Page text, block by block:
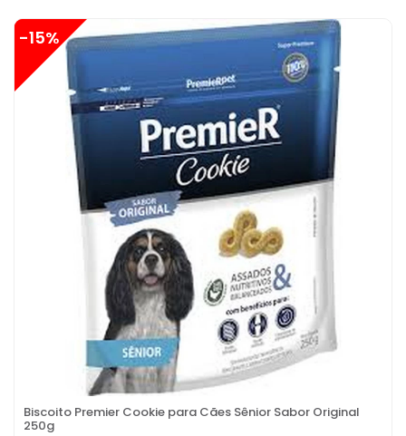
Biscoito Premier Cookie para Cães Sênior Sabor Original
250g
-15%